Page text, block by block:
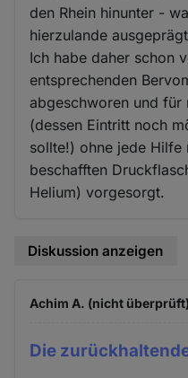
den Rhein hinunter -
hierzulande
Ich habe daher schon
entsprechenden
abgeschworen und für
(dessen Eintritt noch
sollte!) ohne jede Hilfe
beschafften
Helium) vorgesorgt.
Diskussion anzeigen
Achim A. (nicht überprüft)
Die